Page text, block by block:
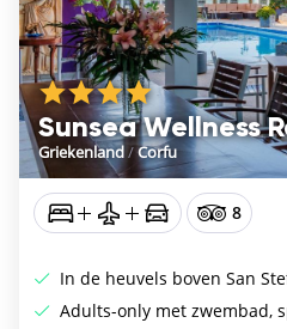
Sunsea Wellness
Griekenland/Corfu
8
In de heuvels boven San
Adults-only met zwembad,